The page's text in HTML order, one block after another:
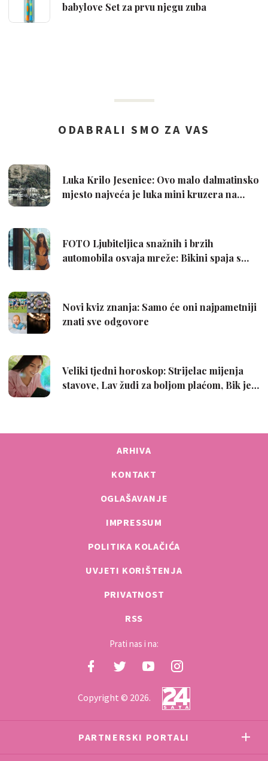
babylove Set za prvu njegu zuba
ARHIVA
KONTAKT
OGLAŠAVANJE
IMPRESSUM
POLITIKA KOLAČIĆA
UVJETI KORIŠTENJA
PRIVATNOST
RSS
Prati nas i na:
Copyright © 2026.
PARTNERSKI PORTALI